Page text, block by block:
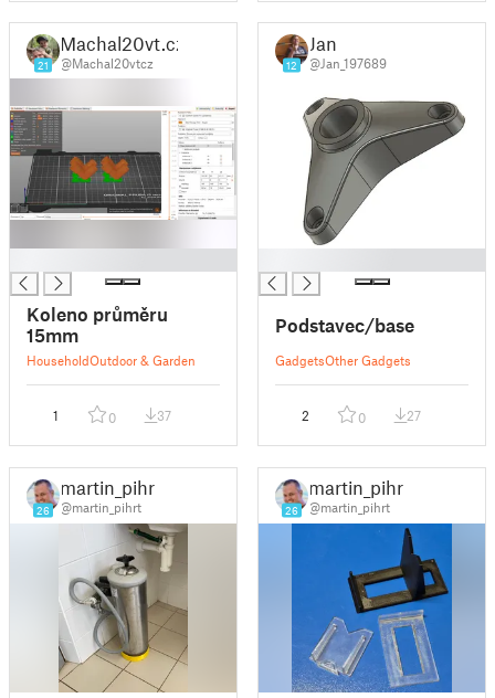
21
Machal20vt.cz
@Machal20vtcz
Koleno průměru
15mm
HouseholdOutdoor & Garden
1 0 37
12
Jan
@Jan_197689
Podstavec/base
GadgetsOther Gadgets
2 0 27
26
martin_pihrt
@martin_pihrt 26
martin_pihrt
@martin_pihrt